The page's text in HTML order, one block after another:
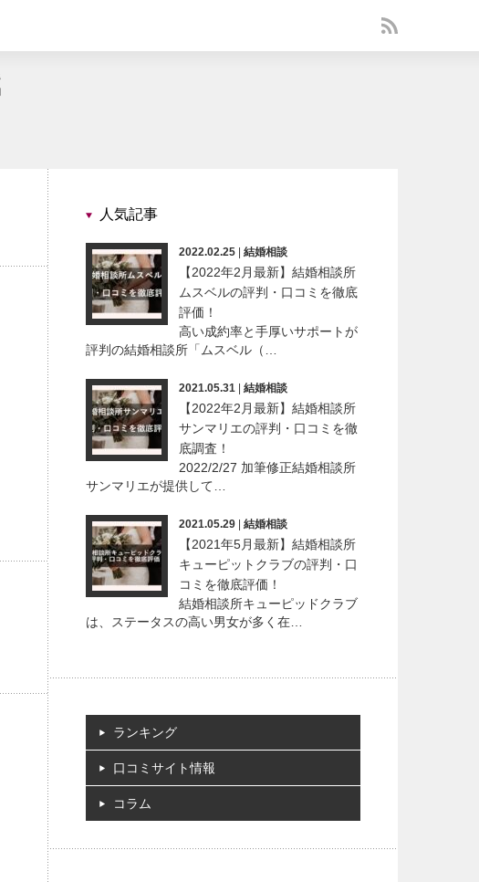
人気記事
2022.02.25 結婚相談
【2022年2月最新】結婚相談所
ムスベルの評判・口コミを徹底
評価！
高い成約率と手厚いサポートが
評判の結婚相談所「ムスベル（…
2021.05.31 結婚相談
【2022年2月最新】結婚相談所
サンマリエの評判・口コミを徹
底調査！
2022/2/27 加筆修正結婚相談所
サンマリエが提供して…
2021.05.29 結婚相談
【2021年5月最新】結婚相談所
キューピットクラブの評判・口
コミを徹底評価！
結婚相談所キューピッドクラブ
は、ステータスの高い男女が多く在…
ランキング
口コミサイト情報
コラム